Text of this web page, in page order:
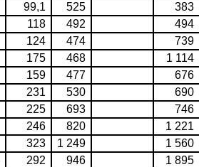
99,1 525
383
118 492
494
124 474
739
175 468
1 114
159 477
676
231 530
690
225 693
746
246 820
1 221
323 1 249
1 560
292 946
1 895